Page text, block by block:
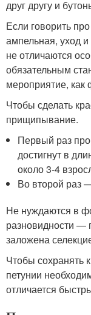
друг другу и
Если говорить
ампельная, уход
не отличаются
обязательным
мероприятие, как
Чтобы сделать
прищипывание.
Первый раз
достигнут в
около 3-4
Во второй раз
Не нуждаются в
разновидности —
заложена
Чтобы сохранять
петунии
отличается